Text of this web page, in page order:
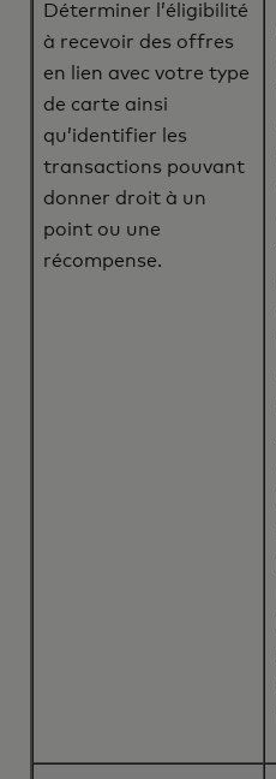
Déterminer l’éligibilité
à recevoir des offres
en lien avec votre type
de carte ainsi
qu’identifier les
transactions pouvant
donner droit à un
point ou une
récompense.